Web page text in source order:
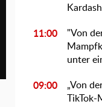
11:00
"Von
unter
09:00
„Von